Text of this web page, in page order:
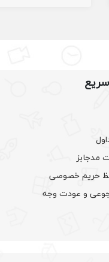
مدجابز
حریم خصوصی
و عودت وجه